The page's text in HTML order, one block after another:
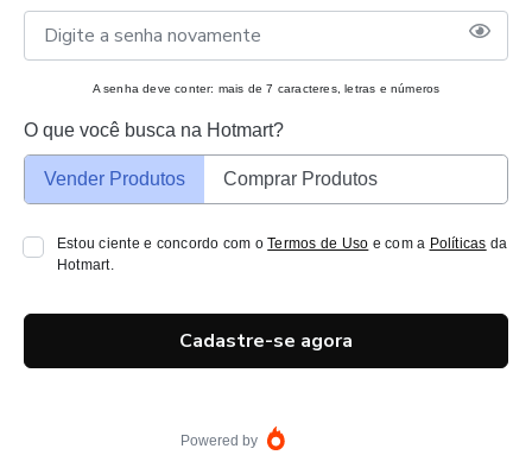
A senha deve conter: mais de 7 caracteres, letras e números
O que você busca na Hotmart?
Vender Produtos Comprar Produtos
Estou ciente e concordo com oTermos de Uso e com a Políticas da
Hotmart.
Cadastre-se agora
Powered by